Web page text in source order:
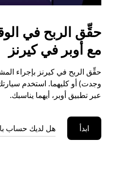
حقِّق الربح في
مع أوبر في كيرنز
حقِّق الربح في كيرنز بإجراء
وجدت) أو كليهما. استخدم
عبر تطبيق أوبر، أيهما يناسبك.
ابدأ هل لديك حساب